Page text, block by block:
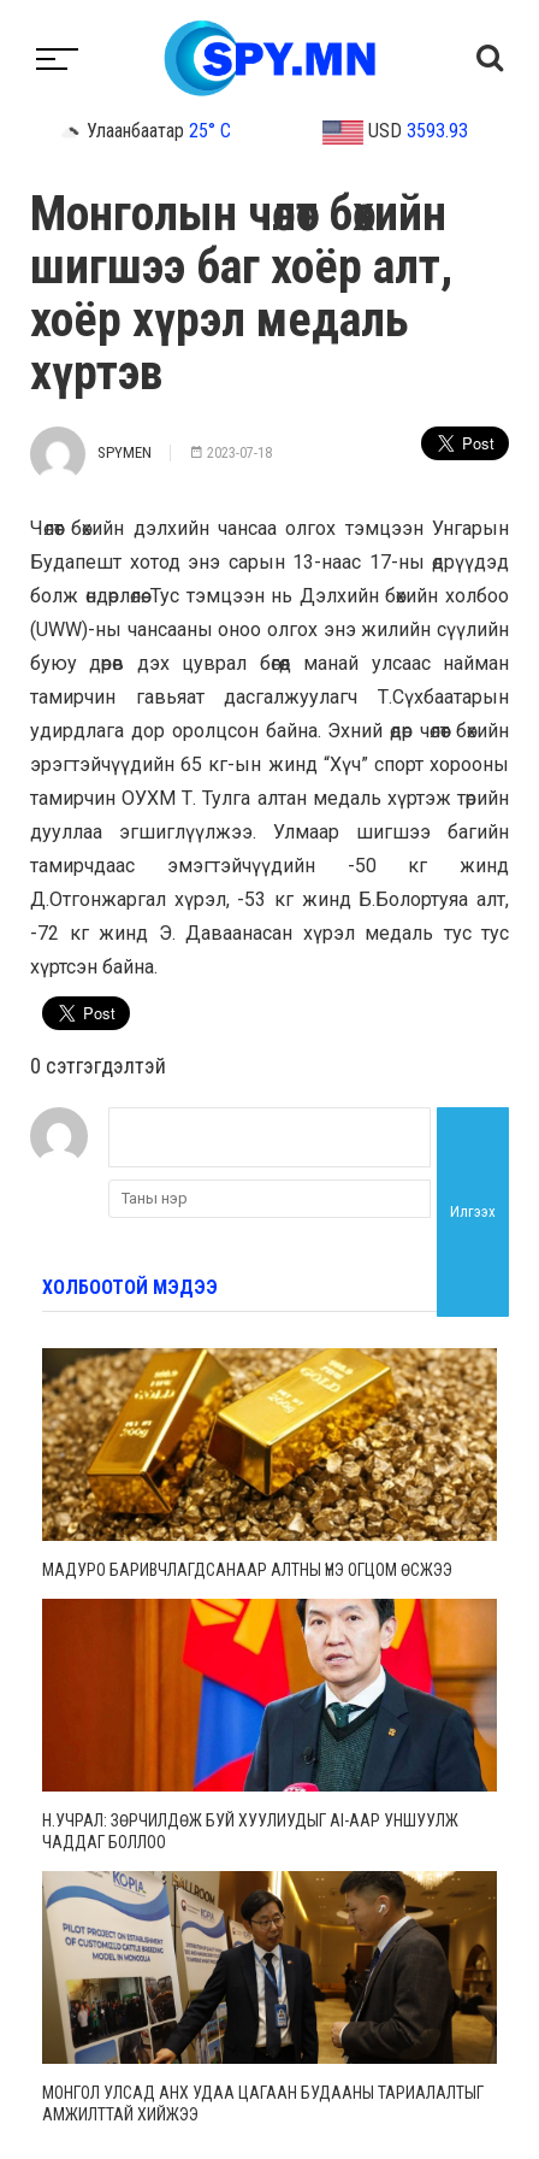
Улаанбаатар 25° C USD 3593.93
Монголын чөлөөт бөхийн
шигшээ баг хоёр алт,
хоёр хүрэл медаль
хүртэв
SPYMEN 2023-07-18
Чөлөөт бөхийн дэлхийн чансаа олгох тэмцээн Унгарын
Будапешт хотод энэ сарын 13-наас 17-ны өдрүүдэд
болж өндөрлөлөө. Тус тэмцээн нь Дэлхийн бөхийн холбоо
(UWW)-ны чансааны оноо олгох энэ жилийн сүүлийн
буюу дөрөв дэх цуврал бөгөөд манай улсаас найман
тамирчин гавьяат дасгалжуулагч Т.Сүхбаатарын
удирдлага дор оролцсон байна. Эхний өдөр чөлөөт бөхийн
эрэгтэйчүүдийн 65 кг-ын жинд “Хүч” спорт хорооны
тамирчин ОУХМ Т. Тулга алтан медаль хүртэж төрийн
дууллаа эгшиглүүлжээ. Улмаар шигшээ багийн
тамирчдаас эмэгтэйчүүдийн -50 кг жинд
Д.Отгонжаргал хүрэл, -53 кг жинд Б.Болортуяа алт,
-72 кг жинд Э. Даваанасан хүрэл медаль тус тус
хүртсэн байна.
0 cэтгэгдэлтэй
Илгээх
ХОЛБООТОЙ МЭДЭЭ
МАДУРО БАРИВЧЛАГДСАНААР АЛТНЫ ҮНЭ ОГЦОМ ӨСЖЭЭ
Н.УЧРАЛ: ЗӨРЧИЛДӨЖ БУЙ ХУУЛИУДЫГ AI-ААР УНШУУЛЖ
ЧАДДАГ БОЛЛОО
МОНГОЛ УЛСАД АНХ УДАА ЦАГААН БУДААНЫ ТАРИАЛАЛТЫГ
АМЖИЛТТАЙ ХИЙЖЭЭ